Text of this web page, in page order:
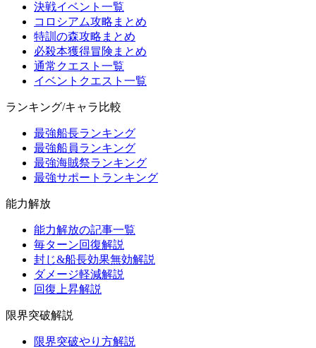
決戦イベント一覧
コロシアム攻略まとめ
特訓の森攻略まとめ
必殺本獲得冒険まとめ
通常クエスト一覧
イベントクエスト一覧
ランキング/キャラ比較
最強船長ランキング
最強船員ランキング
最強海賊祭ランキング
最強サポートランキング
能力解放
能力解放の記事一覧
毎ターン回復解説
封じ&船長効果無効解説
ダメージ軽減解説
回復上昇解説
限界突破解説
限界突破やり方解説